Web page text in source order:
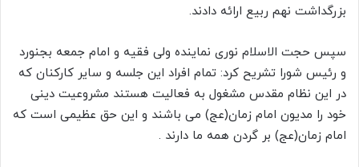
بزرگداشت نهم ربیع ارائه دادند.
سپس حجت الاسلام نوری نماینده ولی فقیه و امام جمعه بجنورد
و رئیس شورا تشریح کرد: تمام افراد این جلسه و سایر کارکنان که
در این نظام مقدس مشغول به فعالیت هستند مشروعیت دینی
خود را مدیون امام زمان(عج) می باشند و این حق عظیمی است که
امام زمان(عج) بر گردن همه ما دارند .